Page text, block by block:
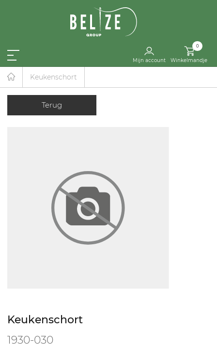
Mijn account
0
Winkelmandje
Keukenschort
Terug
Keukenschort
1930-030